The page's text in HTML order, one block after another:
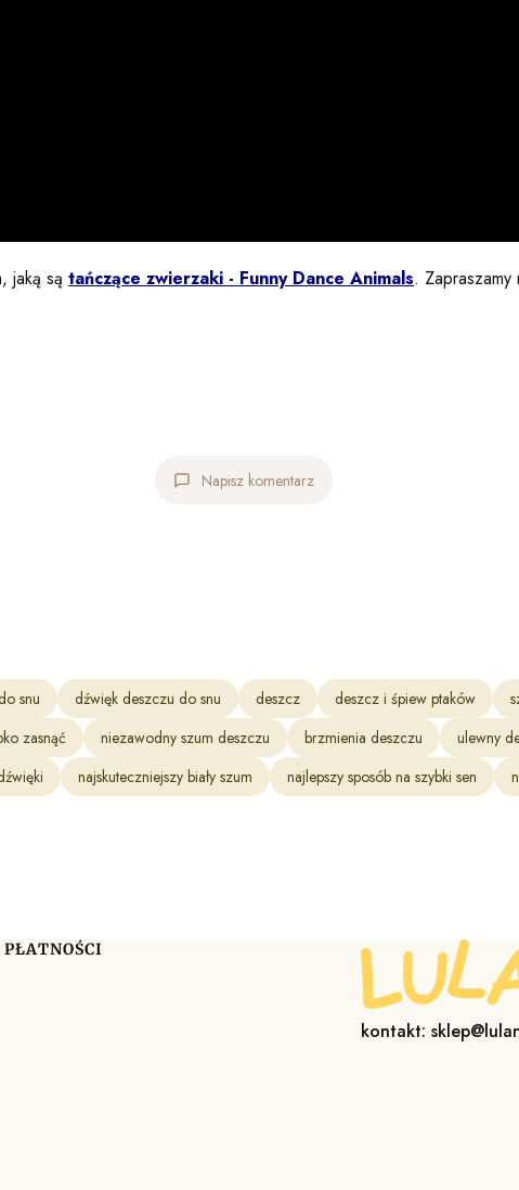
jaką są tańczące zwierzaki - Funny Dance Animals. Zapraszamy
Napisz komentarz
snu dźwięk deszczu do snu deszcz deszcz i śpiew ptaków
zasnąć niezawodny szum deszczu brzmienia deszczu ulewny
najskuteczniejszy biały szum najlepszy sposób na szybki sen
kontakt: